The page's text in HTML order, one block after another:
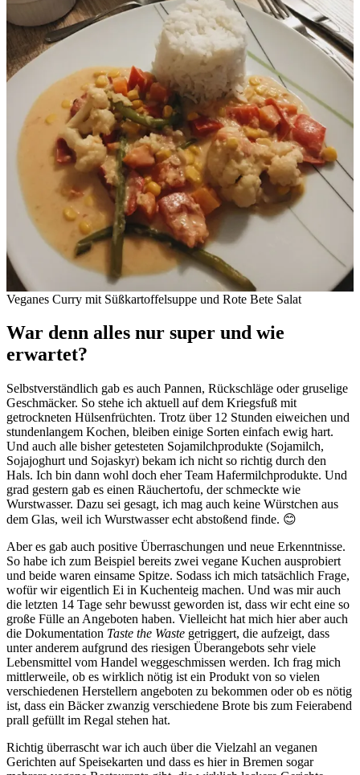
Veganes Curry mit Süßkartoffelsuppe und Rote Bete Salat
War denn alles nur super und wie
erwartet?
Selbstverständlich gab es auch Pannen, Rückschläge oder gruselige
Geschmäcker. So stehe ich aktuell auf dem Kriegsfuß mit
getrockneten Hülsenfrüchten. Trotz über 12 Stunden eiweichen und
stundenlangem Kochen, bleiben einige Sorten einfach ewig hart.
Und auch alle bisher getesteten Sojamilchprodukte (Sojamilch,
Sojajoghurt und Sojaskyr) bekam ich nicht so richtig durch den
Hals. Ich bin dann wohl doch eher Team Hafermilchprodukte. Und
grad gestern gab es einen Räuchertofu, der schmeckte wie
Wurstwasser. Dazu sei gesagt, ich mag auch keine Würstchen aus
dem Glas, weil ich Wurstwasser echt abstoßend finde. 😊
Aber es gab auch positive Überraschungen und neue Erkenntnisse.
So habe ich zum Beispiel bereits zwei vegane Kuchen ausprobiert
und beide waren einsame Spitze. Sodass ich mich tatsächlich Frage,
wofür wir eigentlich Ei in Kuchenteig machen. Und was mir auch
die letzten 14 Tage sehr bewusst geworden ist, dass wir echt eine so
große Fülle an Angeboten haben. Vielleicht hat mich hier aber auch
die Dokumentation Taste the Waste getriggert, die aufzeigt, dass
unter anderem aufgrund des riesigen Überangebots sehr viele
Lebensmittel vom Handel weggeschmissen werden. Ich frag mich
mittlerweile, ob es wirklich nötig ist ein Produkt von so vielen
verschiedenen Herstellern angeboten zu bekommen oder ob es nötig
ist, dass ein Bäcker zwanzig verschiedene Brote bis zum Feierabend
prall gefüllt im Regal stehen hat.
Richtig überrascht war ich auch über die Vielzahl an veganen
Gerichten auf Speisekarten und dass es hier in Bremen sogar